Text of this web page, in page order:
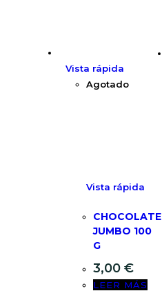
Vista rápida
Agotado
Vista rápida
CHOCOLATE
JUMBO 100
G
3,00 €
LEER MÁS